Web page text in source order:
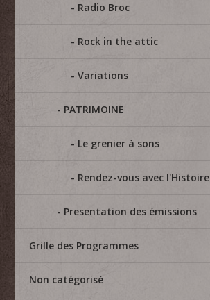
Radio Broc
Rock in the attic
Variations
PATRIMOINE
Le grenier à sons
Rendez-vous avec l'Histoire
Presentation des émissions
Grille des Programmes
Non catégorisé